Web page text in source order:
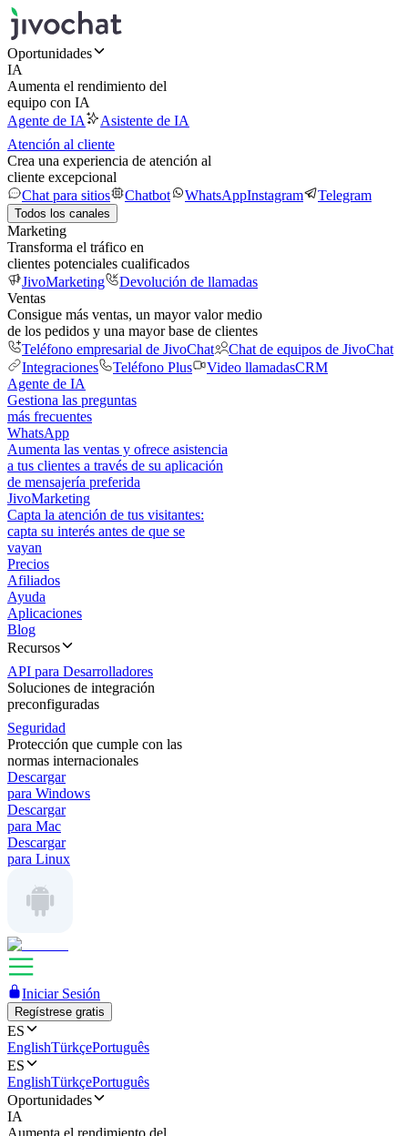
Oportunidades
IA
Aumenta el rendimiento del
equipo con IA
Agente de IA
Asistente de IA
Atención al cliente
Crea una experiencia de atención al
cliente excepcional
Chat para sitios
Chatbot WhatsAppInstagram Telegram
Todos los canales
Marketing
Transforma el tráfico en
clientes potenciales cualificados
JivoMarketing
Devolución de llamadas
Ventas
Consigue más ventas, un mayor valor medio
de los pedidos y una mayor base de clientes
Teléfono empresarial de JivoChat
Chat de equipos de JivoChat
Integraciones
Teléfono Plus Video llamadasCRM
Agente de IA
Gestiona las preguntas
más frecuentes
WhatsApp
Aumenta las ventas y ofrece asistencia
a tus clientes a través de su aplicación
de mensajería preferida
JivoMarketing
Capta la atención de tus visitantes:
capta su interés antes de que se
vayan
Precios
Afiliados
Ayuda
Aplicaciones
Blog
Recursos
API para Desarrolladores
Soluciones de integración
preconfiguradas
Seguridad
Protección que cumple con las
normas internacionales
Descargar
para Windows
Descargar
para Mac
Descargar
para Linux
Iniciar Sesión
Regístrese gratis
ES
EnglishTürkçePortuguês
ES
EnglishTürkçePortuguês
Oportunidades
IA
Aumenta el rendimiento del